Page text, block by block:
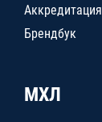
Аккредитация
Брендбук
МХЛ